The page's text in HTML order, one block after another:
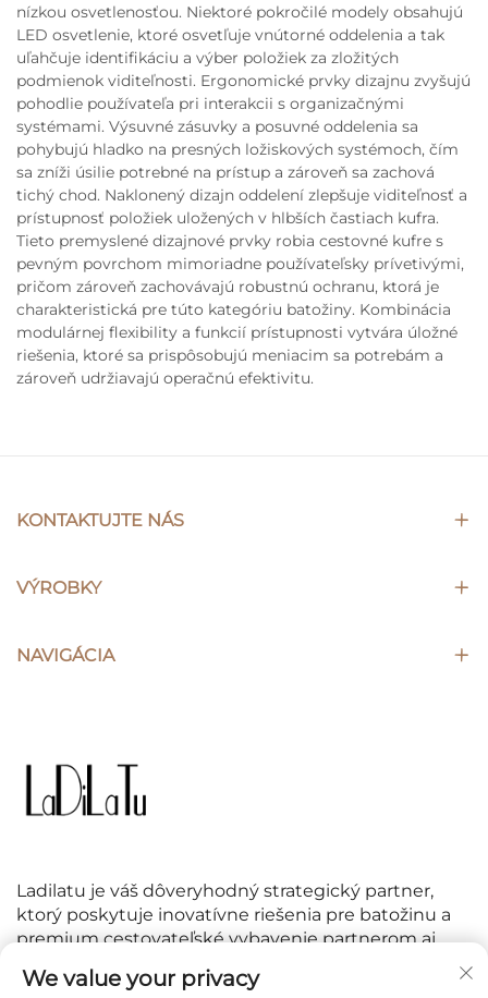
nízkou osvetlenosťou. Niektoré pokročilé modely obsahujú
LED osvetlenie, ktoré osvetľuje vnútorné oddelenia a tak
uľahčuje identifikáciu a výber položiek za zložitých
podmienok viditeľnosti. Ergonomické prvky dizajnu zvyšujú
pohodlie používateľa pri interakcii s organizačnými
systémami. Výsuvné zásuvky a posuvné oddelenia sa
pohybujú hladko na presných ložiskových systémoch, čím
sa zníži úsilie potrebné na prístup a zároveň sa zachová
tichý chod. Naklonený dizajn oddelení zlepšuje viditeľnosť a
prístupnosť položiek uložených v hlbších častiach kufra.
Tieto premyslené dizajnové prvky robia cestovné kufre s
pevným povrchom mimoriadne používateľsky prívetivými,
pričom zároveň zachovávajú robustnú ochranu, ktorá je
charakteristická pre túto kategóriu batožiny. Kombinácia
modulárnej flexibility a funkcií prístupnosti vytvára úložné
riešenia, ktoré sa prispôsobujú meniacim sa potrebám a
zároveň udržiavajú operačnú efektivitu.
KONTAKTUJTE NÁS
VÝROBKY
NAVIGÁCIA
Ladilatu je váš dôveryhodný strategický partner,
ktorý poskytuje inovatívne riešenia pre batožinu a
premium cestovateľské vybavenie partnerom aj
We value your privacy